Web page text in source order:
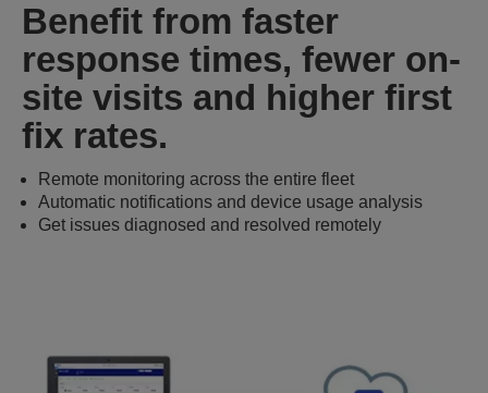
Benefit from faster
response times, fewer on-
site visits and higher first
fix rates.
Remote monitoring across the entire fleet
Automatic notifications and device usage analysis
Get issues diagnosed and resolved remotely